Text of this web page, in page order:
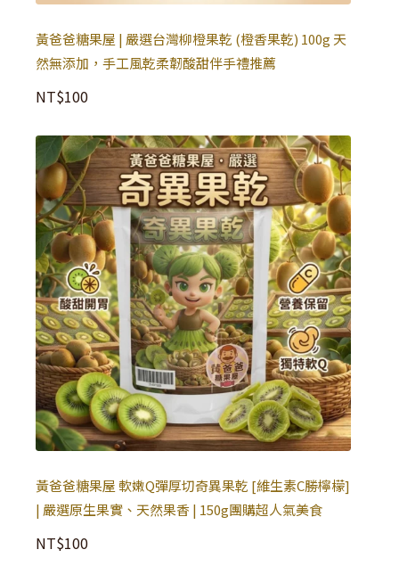
黃爸爸糖果屋 | 嚴選台灣柳橙果乾 (橙香果乾) 100g 天
然無添加，手工風乾柔韌酸甜伴手禮推薦
NT$100
黃爸爸糖果屋 軟嫩Q彈厚切奇異果乾 [維生素C勝檸檬]
| 嚴選原生果實、天然果香 | 150g團購超人氣美食
NT$100